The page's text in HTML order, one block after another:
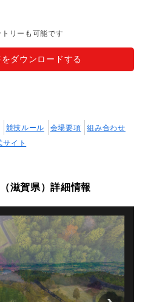
リーも可能です
ダウンロードする
競技ルール 会場要項
組み合わせ
サイト
滋賀県）詳細情報